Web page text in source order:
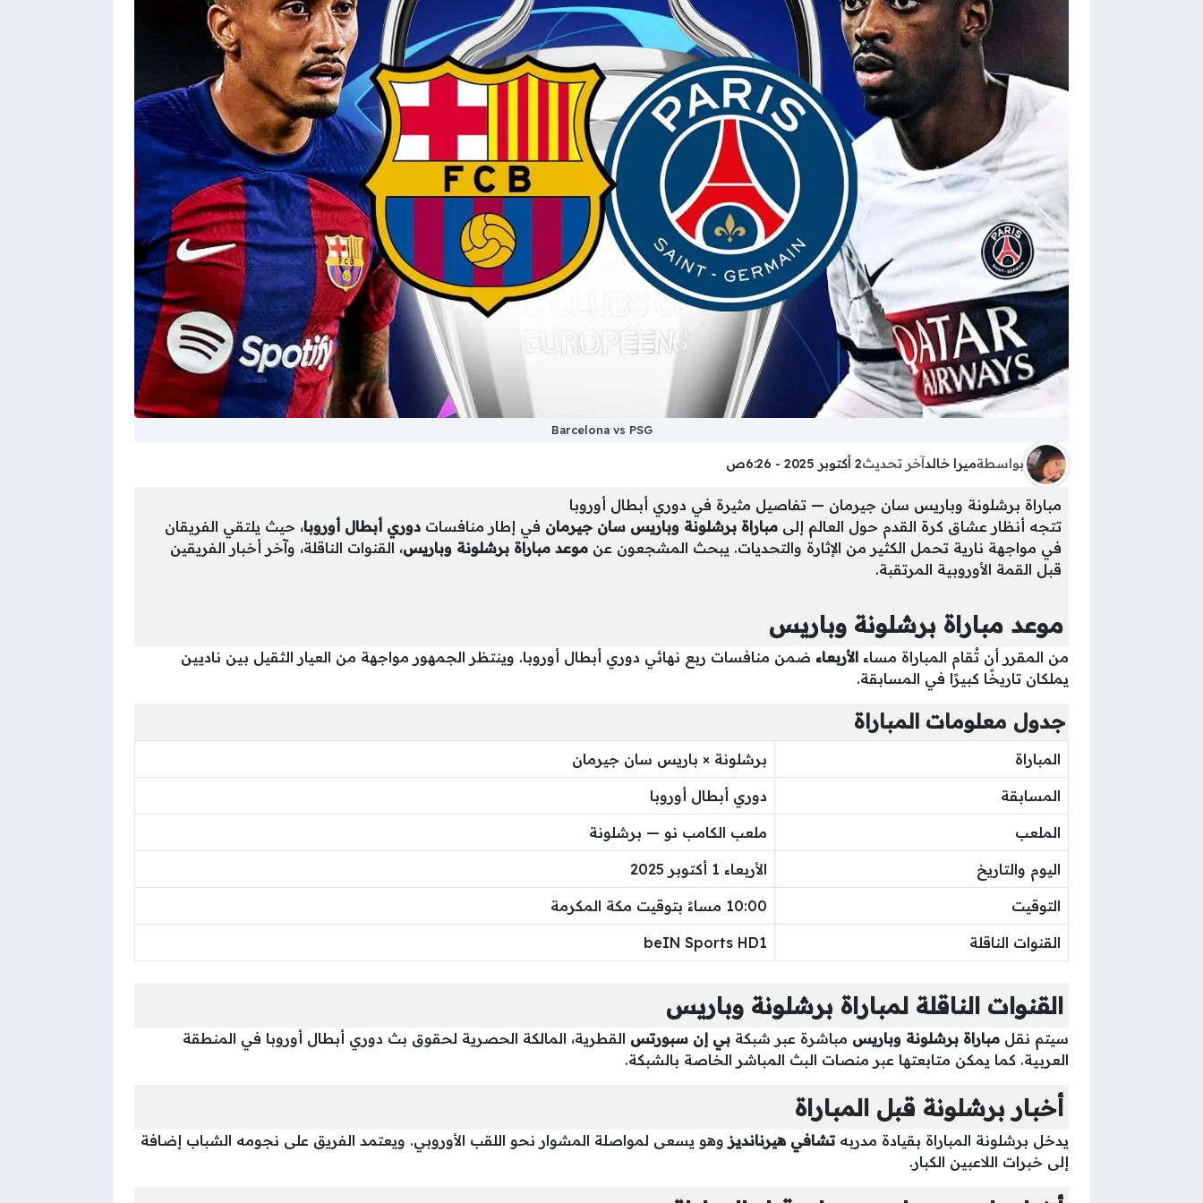
Barcelona vs PSG
بواسطةميرا خالد آخر تحديث2 أكتوبر 2025 - 6:26ص
مباراة برشلونة وباريس سان جيرمان — تفاصيل مثيرة في دوري أبطال أوروبا
تتجه أنظار عشاق كرة القدم حول العالم إلى مباراة برشلونة وباريس سان جيرمان في إطار منافسات دوري أبطال أوروبا، حيث يلتقي الفريقان
في مواجهة نارية تحمل الكثير من الإثارة والتحديات. يبحث المشجعون عن موعد مباراة برشلونة وباريس، القنوات الناقلة، وآخر أخبار الفريقين
قبل القمة الأوروبية المرتقبة.
موعد مباراة برشلونة وباريس
من المقرر أن تُقام المباراة مساء الأربعاء ضمن منافسات ربع نهائي دوري أبطال أوروبا. وينتظر الجمهور مواجهة من العيار الثقيل بين ناديين
يملكان تاريخًا كبيرًا في المسابقة.
جدول معلومات المباراة
المباراة برشلونة × باريس سان جيرمان
المسابقة دوري أبطال أوروبا
الملعب ملعب الكامب نو — برشلونة
اليوم والتاريخ الأربعاء 1 أكتوبر 2025
التوقيت 10:00 مساءً بتوقيت مكة المكرمة
القنوات الناقلة beIN Sports HD1
القنوات الناقلة لمباراة برشلونة وباريس
سيتم نقل مباراة برشلونة وباريس مباشرة عبر شبكة بي إن سبورتس القطرية، المالكة الحصرية لحقوق بث دوري أبطال أوروبا في المنطقة
العربية. كما يمكن متابعتها عبر منصات البث المباشر الخاصة بالشبكة.
أخبار برشلونة قبل المباراة
يدخل برشلونة المباراة بقيادة مدربهتشافي هيرنانديز وهو يسعى لمواصلة المشوار نحو اللقب الأوروبي. ويعتمد الفريق على نجومه الشباب إضافة
إلى خبرات اللاعبين الكبار.